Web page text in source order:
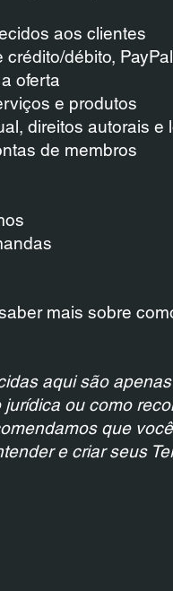
aos clientes
débito,
oferta
e produtos
direitos autorais e
de membros
mais sobre
aqui são
ou como
que
e criar seus